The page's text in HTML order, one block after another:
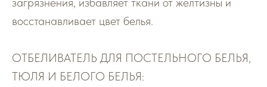
восстанавливает цвет белья.
ОТБЕЛИВАТЕЛЬ ДЛЯ ПОСТЕЛЬНОГО БЕЛЬЯ,
ТЮЛЯ И БЕЛОГО БЕЛЬЯ: